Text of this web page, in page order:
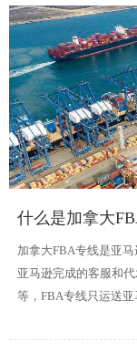
什么是加拿大
加拿大FBA专线是亚
亚马逊完成的客服和
等，FBA专线只运送
和香港直接到达温哥